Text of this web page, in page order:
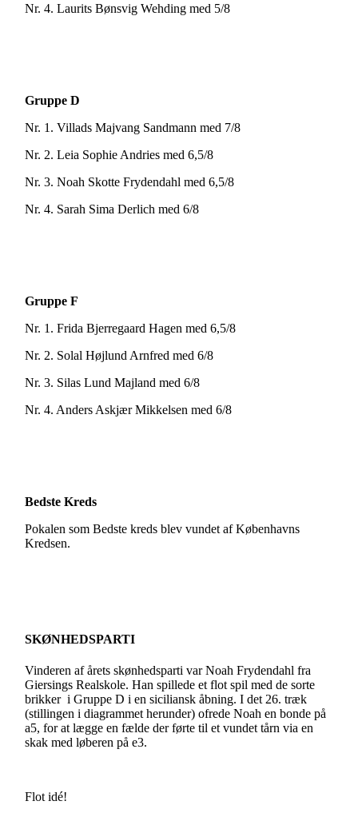
Nr. 4. Laurits Bønsvig Wehding med 5/8
Gruppe D
Nr. 1. Villads Majvang Sandmann med 7/8
Nr. 2. Leia Sophie Andries med 6,5/8
Nr. 3. Noah Skotte Frydendahl med 6,5/8
Nr. 4. Sarah Sima Derlich med 6/8
Gruppe F
Nr. 1. Frida Bjerregaard Hagen med 6,5/8
Nr. 2. Solal Højlund Arnfred med 6/8
Nr. 3. Silas Lund Majland med 6/8
Nr. 4. Anders Askjær Mikkelsen med 6/8
Bedste Kreds
Pokalen som Bedste kreds blev vundet af Københavns
Kredsen.
SKØNHEDSPARTI
Vinderen af årets skønhedsparti var Noah Frydendahl fra
Giersings Realskole. Han spillede et flot spil med de sorte
brikker i Gruppe D i en siciliansk åbning. I det 26. træk
(stillingen i diagrammet herunder) ofrede Noah en bonde på
a5, for at lægge en fælde der førte til et vundet tårn via en
skak med løberen på e3.
Flot idé!